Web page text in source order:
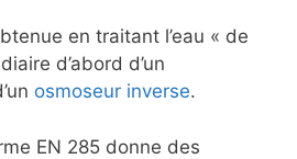
en traitant l’eau « de
d’abord d’un
osmoseur inverse.
EN 285 donne des